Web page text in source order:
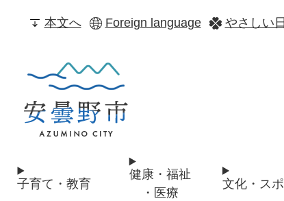
本文へ Foreign language やさしい
子育て・教育
健康・福祉
・医療
文化・ス